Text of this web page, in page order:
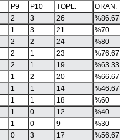
P9 P10 TOPL.
ORAN.
2 3 26
%86.67
1 3 21
%70
2 2 24
%80
2 1 23
%76.67
2 1 19
%63.33
1 2 20
%66.67
1 1 14
%46.67
1 1 18
%60
1 0 12
%40
1 0 9
%30
0 3 17
%56.67